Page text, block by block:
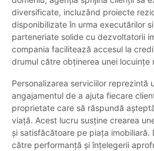
diversificate, incluzând proiecte
disponibilizate în urma executărilor
parteneriate solide cu dezvoltatorii
compania facilitează accesul la
drumul către obținerea unei locuințe
Personalizarea serviciilor reprezintă
angajamentul de a ajuta fiecare
proprietate care să răspundă
viață. Acest lucru susține crearea
și satisfăcătoare pe piața imobiliară.
către performanță și înțelegerii